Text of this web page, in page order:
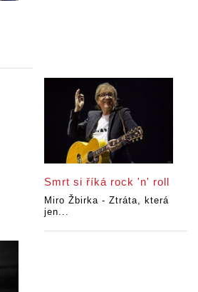
Smrt si říká rock 'n' roll
Miro Žbirka - Ztráta, která
jen...